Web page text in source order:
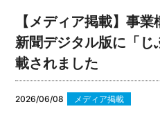
【メディア掲載】事
新聞デジタル版に「
載されました
2026/06/08 メディア掲載